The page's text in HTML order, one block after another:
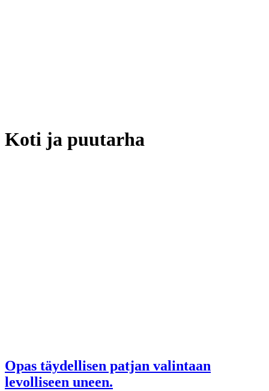
Koti ja puutarha
Opas täydellisen patjan valintaan
levolliseen uneen.